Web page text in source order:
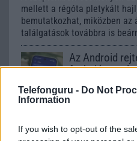
Telefonguru - Do Not
Information
If you wish to opt-out of the
mellett a régóta pletykált
bemutatkozhat, miközben az
találgatások továbbra is
Az Android
funkció,
2026.06.14 |
amelyek maguktól dolgoznak